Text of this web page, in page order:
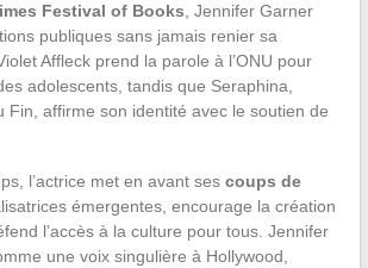
Festival of Books , Jennifer Garner
publiques sans jamais renier sa
Affleck prend la parole à l’ONU pour
adolescents, tandis que Seraphina,
Fin, affirme son identité avec le soutien de
l’actrice met en avant ses coups de
émergentes, encourage la création
l’accès à la culture pour tous. Jennifer
une voix singulière à Hollywood,